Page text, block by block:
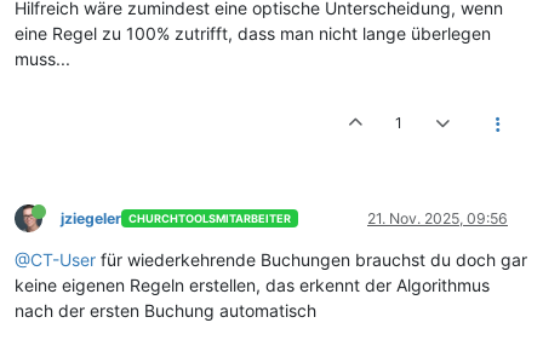
Hilfreich wäre zumindest eine optische Unterscheidung, wenn
eine Regel zu 100% zutrifft, dass man nicht lange überlegen
muss...
1
jziegeler CHURCHTOOLSMITARBEITER 21. Nov. 2025, 09:56
@CT-User für wiederkehrende Buchungen brauchst du doch gar
keine eigenen Regeln erstellen, das erkennt der Algorithmus
nach der ersten Buchung automatisch